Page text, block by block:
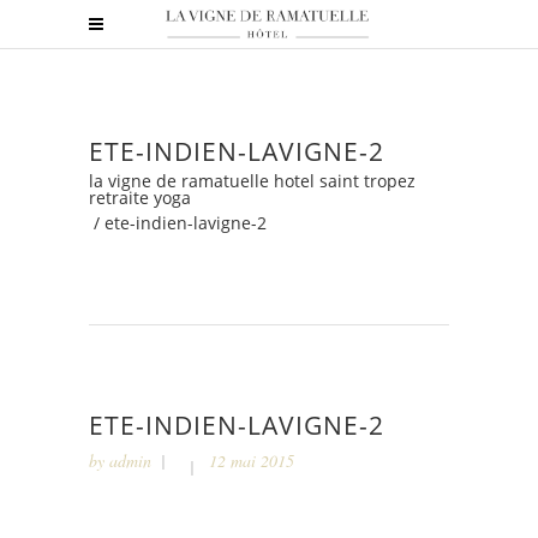
ETE-INDIEN-LAVIGNE-2
la vigne de ramatuelle hotel saint tropez
retraite yoga
/ ete-indien-lavigne-2
ETE-INDIEN-LAVIGNE-2
by admin 12 mai 2015